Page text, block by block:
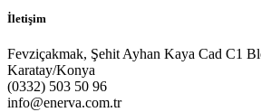
İletişim
Fevziçakmak, Şehit Ayhan Kaya Cad C1
Karatay/Konya
(0332) 503 50 96
info@enerva.com.tr